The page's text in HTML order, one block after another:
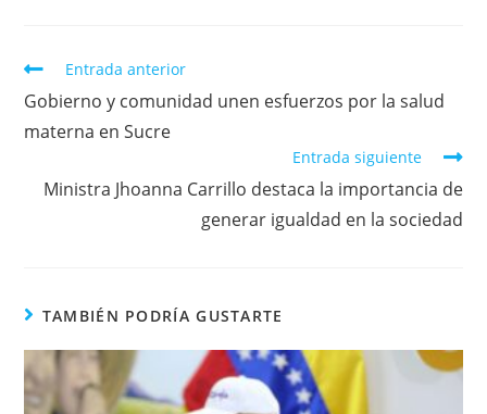
Entrada anterior
Gobierno y comunidad unen esfuerzos por la salud
materna en Sucre
Entrada siguiente
Ministra Jhoanna Carrillo destaca la importancia de
generar igualdad en la sociedad
TAMBIÉN PODRÍA GUSTARTE